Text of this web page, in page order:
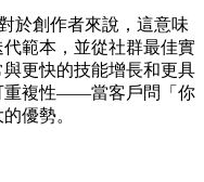
於創作者來說，這意味
範本，並從社群最佳實
更快的技能增長和更具
重複性——當客戶問「你
優勢。